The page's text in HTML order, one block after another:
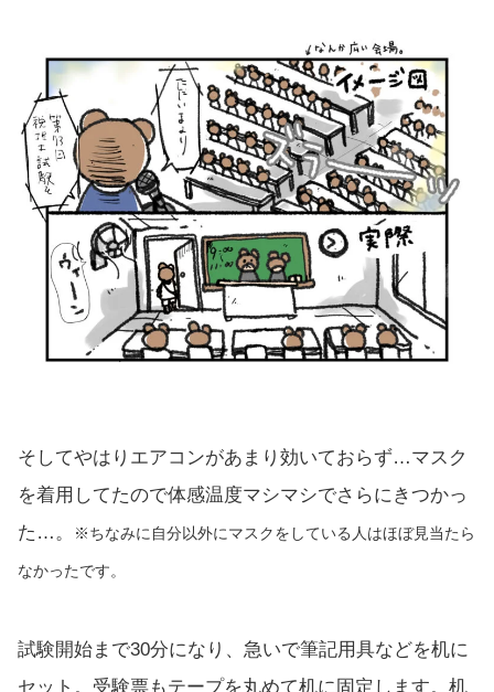
そしてやはりエアコンがあまり効いておらず…マスク
を着用してたので体感温度マシマシでさらにきつかっ
た…。
※ちなみに自分以外にマスクをしている人はほぼ見当たら
なかったです。
試験開始まで30分になり、急いで筆記用具などを机に
セット。受験票もテープを丸めて机に固定します。机